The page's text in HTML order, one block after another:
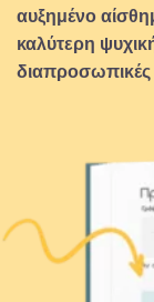
αυξημένο
καλύτερη
διαπροσωπικές